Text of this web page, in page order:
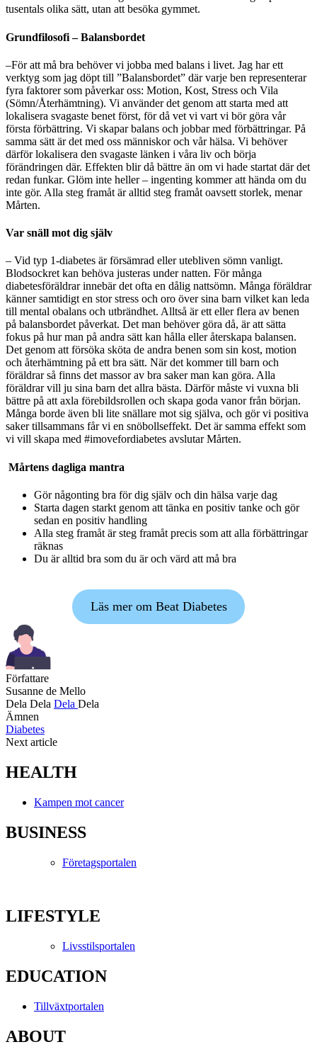
tusentals olika sätt, utan att besöka gymmet.
Grundfilosofi – Balansbordet
–För att må bra behöver vi jobba med balans i livet. Jag har ett
verktyg som jag döpt till ”Balansbordet” där varje ben representerar
fyra faktorer som påverkar oss: Motion, Kost, Stress och Vila
(Sömn/Återhämtning). Vi använder det genom att starta med att
lokalisera svagaste benet först, för då vet vi vart vi bör göra vår
första förbättring. Vi skapar balans och jobbar med förbättringar. På
samma sätt är det med oss människor och vår hälsa. Vi behöver
därför lokalisera den svagaste länken i våra liv och börja
förändringen där. Effekten blir då bättre än om vi hade startat där det
redan funkar. Glöm inte heller – ingenting kommer att hända om du
inte gör. Alla steg framåt är alltid steg framåt oavsett storlek, menar
Mårten.
Var snäll mot dig själv
– Vid typ 1-diabetes är försämrad eller utebliven sömn vanligt.
Blodsockret kan behöva justeras under natten. För många
diabetesföräldrar innebär det ofta en dålig nattsömn. Många föräldrar
känner samtidigt en stor stress och oro över sina barn vilket kan leda
till mental obalans och utbrändhet. Alltså är ett eller flera av benen
på balansbordet påverkat. Det man behöver göra då, är att sätta
fokus på hur man på andra sätt kan hålla eller återskapa balansen.
Det genom att försöka sköta de andra benen som sin kost, motion
och återhämtning på ett bra sätt. När det kommer till barn och
föräldrar så finns det massor av bra saker man kan göra. Alla
föräldrar vill ju sina barn det allra bästa. Därför måste vi vuxna bli
bättre på att axla förebildsrollen och skapa goda vanor från början.
Många borde även bli lite snällare mot sig själva, och gör vi positiva
saker tillsammans får vi en snöbollseffekt. Det är samma effekt som
vi vill skapa med #imovefordiabetes avslutar Mårten.
Mårtens dagliga mantra
Gör någonting bra för dig själv och din hälsa varje dag
Starta dagen starkt genom att tänka en positiv tanke och gör
sedan en positiv handling
Alla steg framåt är steg framåt precis som att alla förbättringar
räknas
Du är alltid bra som du är och värd att må bra
Läs mer om Beat Diabetes
Författare
Susanne de Mello
Dela Dela Dela Dela
Ämnen
Diabetes
Next article
HEALTH
Kampen mot cancer
BUSINESS
Företagsportalen
LIFESTYLE
Livsstilsportalen
EDUCATION
Tillväxtportalen
ABOUT